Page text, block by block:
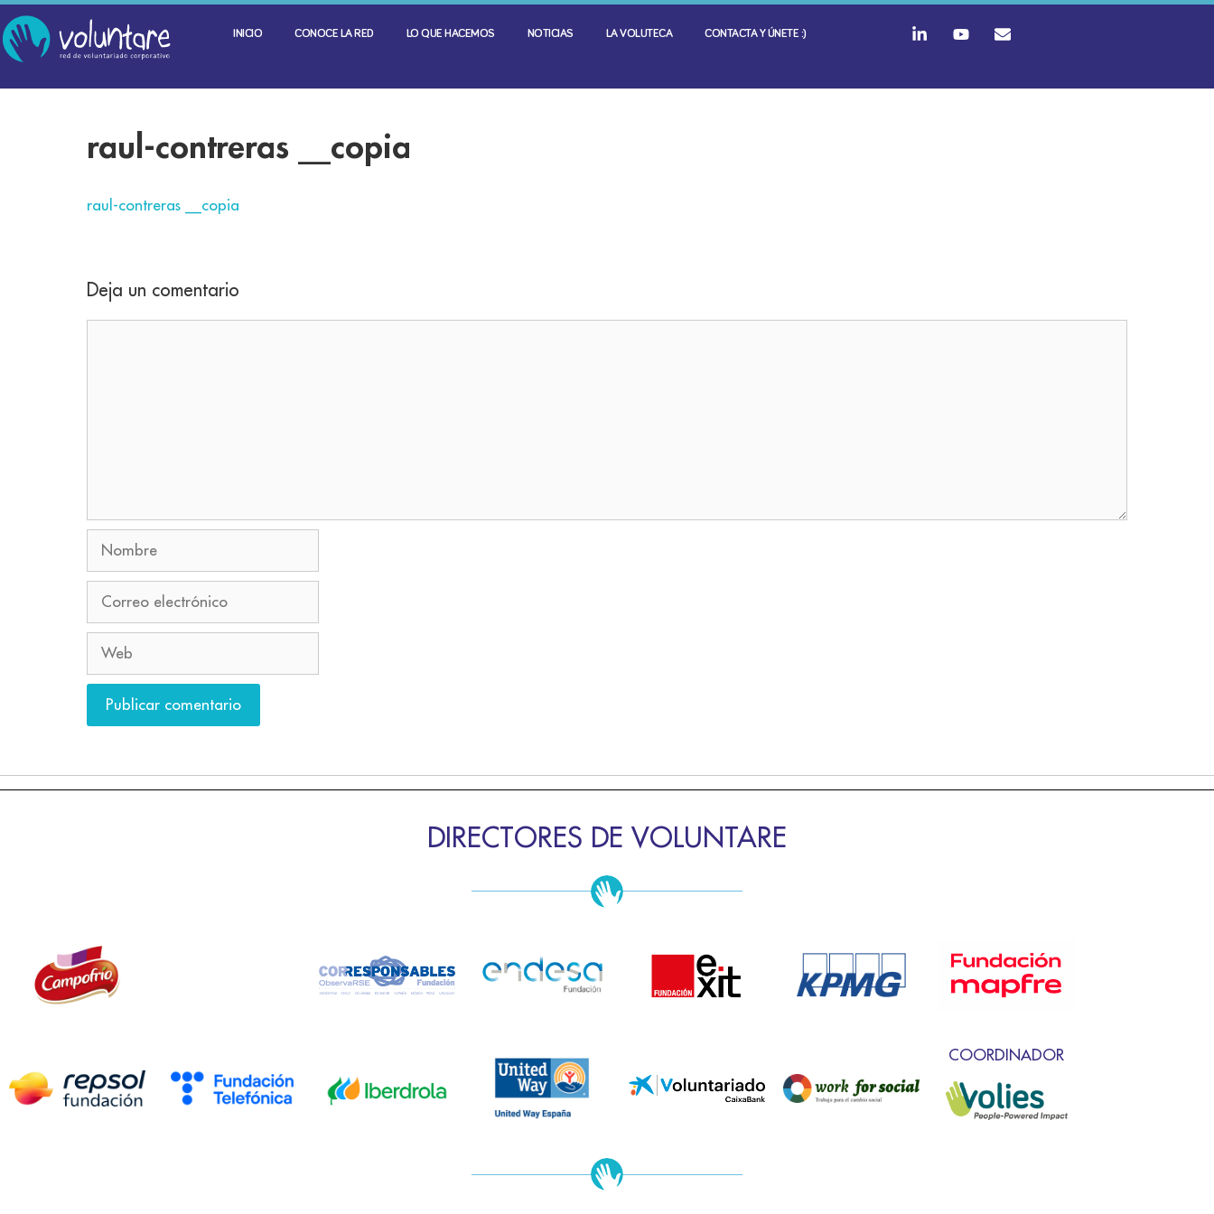
INICIO CONOCE LA RED LO QUE HACEMOS NOTICIAS LA VOLUTECA CONTACTA Y ÚNETE :)
raul-contreras __copia
raul-contreras __copia
Deja un comentario
DIRECTORES DE VOLUNTARE
COORDINADOR